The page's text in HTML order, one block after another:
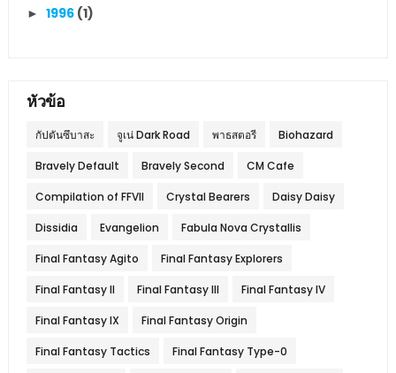
► 1996 (1)
หัวข้อ
กัปตันซึบาสะ จูเน่ Dark Road พาธสตอรี Biohazard
Bravely Default Bravely Second CM Cafe
Compilation of FFVII Crystal Bearers Daisy Daisy
Dissidia Evangelion Fabula Nova Crystallis
Final Fantasy Agito Final Fantasy Explorers
Final Fantasy II Final Fantasy III Final Fantasy IV
Final Fantasy IX Final Fantasy Origin
Final Fantasy Tactics Final Fantasy Type-0